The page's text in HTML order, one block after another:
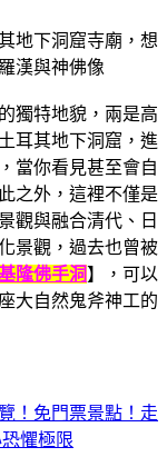
獨特地貌，兩是高
耳其地下洞窟，進
當你看見甚至會自
之外，這裡不僅是
觀與融合清代、日
景觀，過去也曾被
隆佛手洞】，可以
大自然鬼斧神工的
！免門票景點！走
懼極限